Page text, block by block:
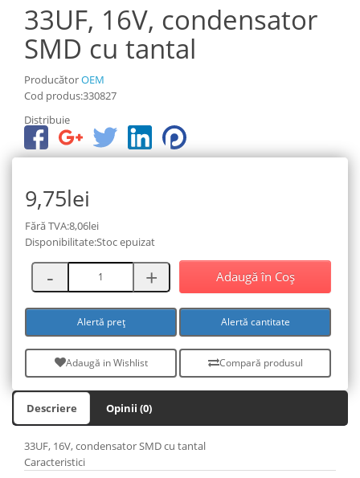
33UF, 16V, condensator
SMD cu tantal
ProducătorOEM
Cod produs:330827
Distribuie
9,75lei
Fără TVA:8,06lei
Disponibilitate:Stoc epuizat
Adaugă în Coş
Alertă preț Alertă cantitate
Adaugă in Wishlist Compară produsul
Descriere Opinii (0)
33UF, 16V, condensator SMD cu tantal
Caracteristici